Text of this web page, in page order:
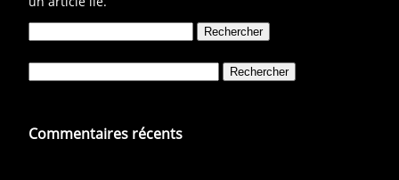
Commentaires récents